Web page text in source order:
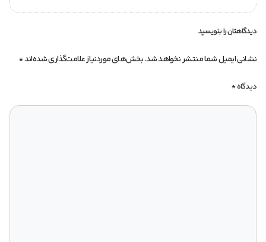
دیدگاهتان را بنویسید
نشانی ایمیل شما منتشر نخواهد شد.بخش‌های موردنیاز علامت‌گذاری شده‌اند*
دیدگاه*